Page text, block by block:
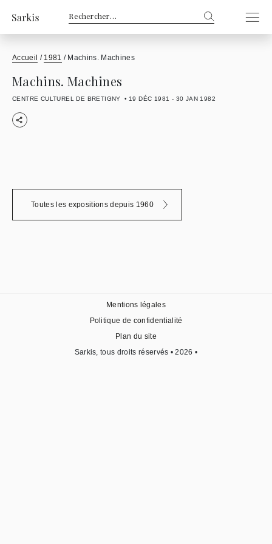
Rechercher :
Accueil / 1981 / Machins. Machines
Machins. Machines
CENTRE CULTUREL DE BRETIGNY 19 DÉC 1981 - 30 JAN 1982
Toutes les expositions depuis 1960
Sarkis, tous droits réservés • 2026 •
Mentions légales
Politique de confidentialité
Plan du site